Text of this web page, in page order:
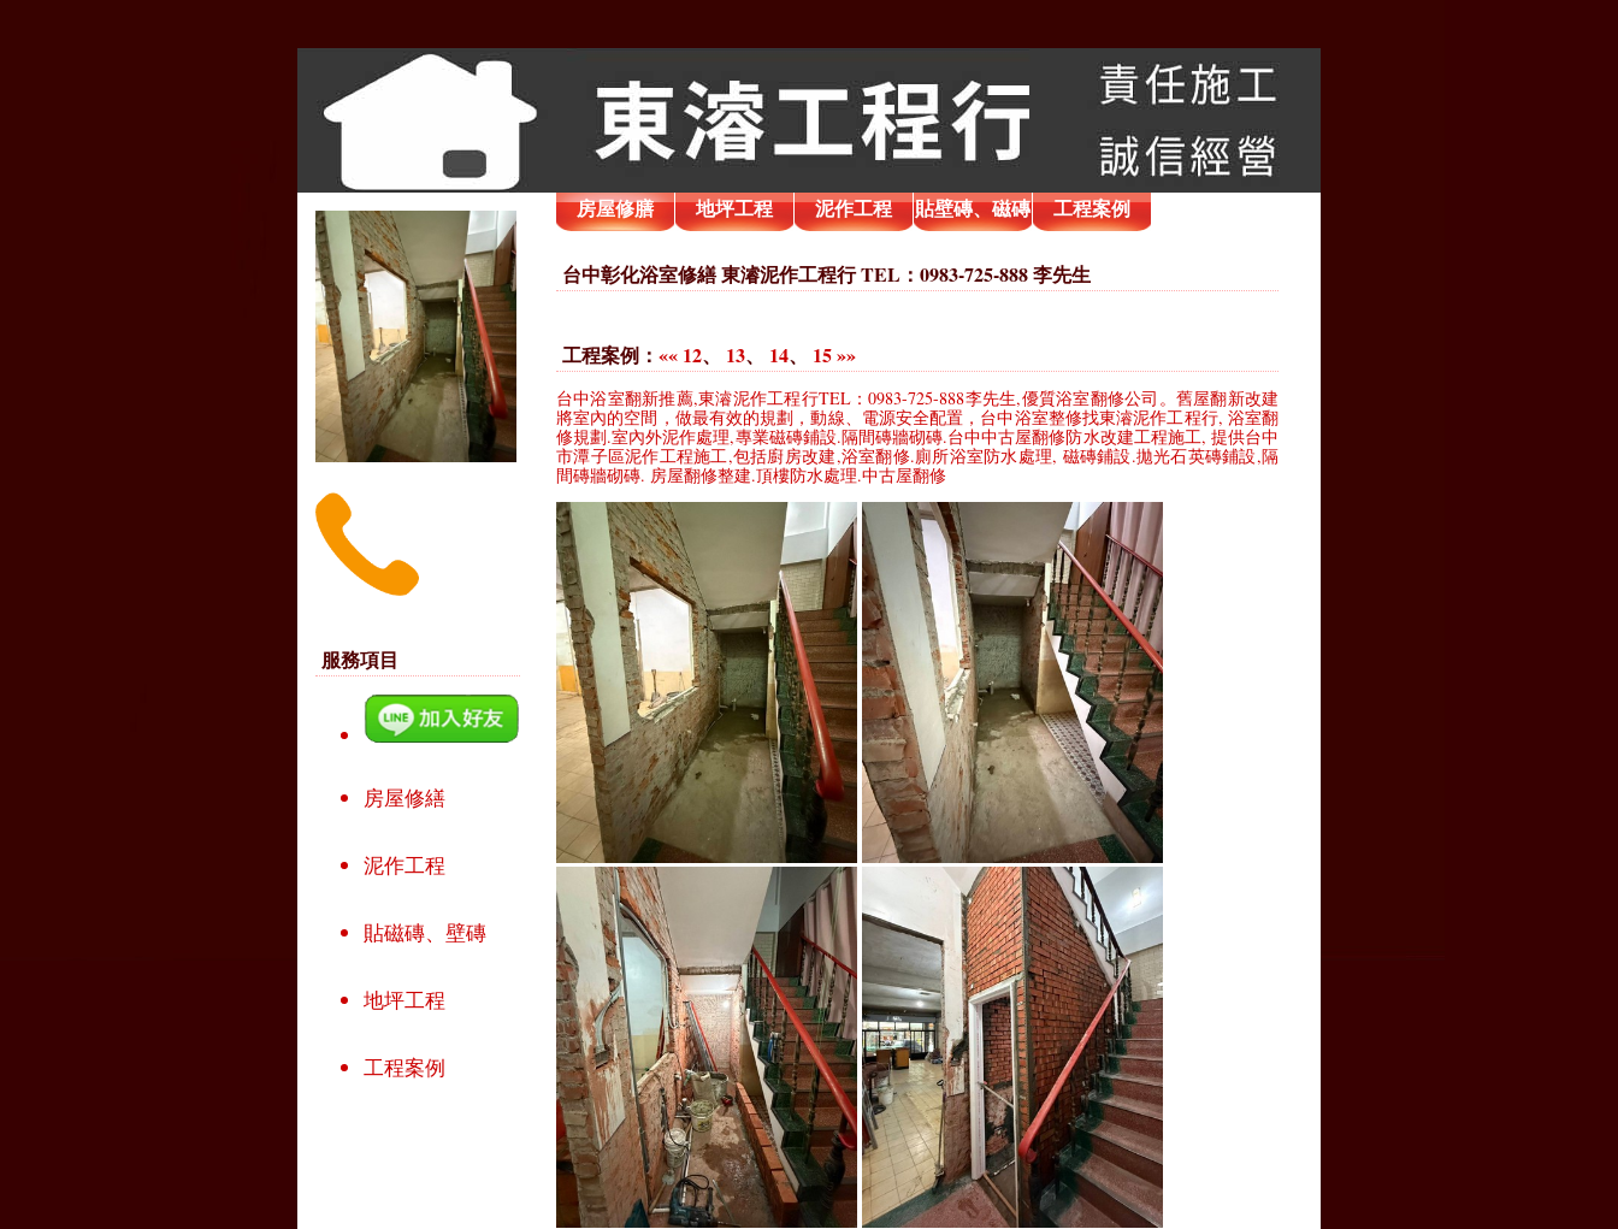
服務項目
房屋修繕
泥作工程
貼磁磚、壁磚
地坪工程
工程案例
房屋修膳 地坪工程 泥作工程 貼壁磚、磁磚 工程案例
台中彰化浴室修繕 東濬泥作工程行 TEL：0983-725-888 李先生
工程案例： «« 12、 13、 14、 15»»
台中浴室翻新推薦,東濬泥作工程行TEL：0983-725-888李先生,優質浴室翻修公司。舊屋翻新改建
將室內的空間，做最有效的規劃，動線、電源安全配置，台中浴室整修找東濬泥作工程行, 浴室翻
修規劃.室內外泥作處理,專業磁磚鋪設.隔間磚牆砌磚.台中中古屋翻修防水改建工程施工, 提供台中
市潭子區泥作工程施工,包括廚房改建,浴室翻修.廁所浴室防水處理, 磁磚鋪設.拋光石英磚鋪設,隔
間磚牆砌磚. 房屋翻修整建.頂樓防水處理.中古屋翻修